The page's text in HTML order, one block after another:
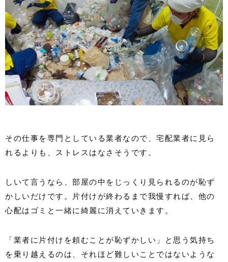
その仕事を専門としている業者なので、宅配業者に見ら
れるよりも、ストレスはなさそうです。
しいて言うなら、部屋の中をじっくり見られるのが恥ず
かしいだけです。片付けが終わるまで我慢すれば、他の
心配はゴミと一緒に綺麗に消えていきます。
「業者に片付けを頼むことが恥ずかしい」と思う気持ち
を乗り越えるのは、それほど難しいことではないような